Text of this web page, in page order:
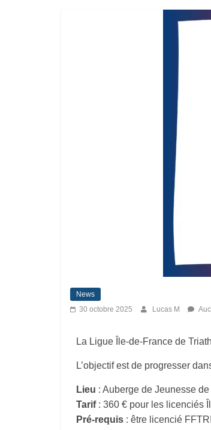
News
30 octobre 2025
Lucas M
La Ligue Île-de-France de
L’objectif est de progresser
Lieu : Auberge de Jeunesse
Tarif : 360 € pour les licenciés
Pré-requis : être licencié